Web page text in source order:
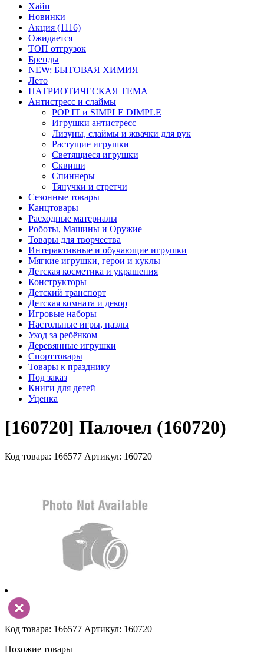
Хайп
Новинки
Акция (1116)
Ожидается
ТОП отгрузок
Бренды
NEW: БЫТОВАЯ ХИМИЯ
Лето
ПАТРИОТИЧЕСКАЯ ТЕМА
Антистресс и слаймы
POP IT и SIMPLE DIMPLE
Игрушки антистресс
Лизуны, слаймы и жвачки для рук
Растущие игрушки
Светящиеся игрушки
Сквиши
Спиннеры
Тянучки и стретчи
Сезонные товары
Канцтовары
Расходные материалы
Роботы, Машины и Оружие
Товары для творчества
Интерактивные и обучающие игрушки
Мягкие игрушки, герои и куклы
Детская косметика и украшения
Конструкторы
Детский транспорт
Детская комната и декор
Игровые наборы
Настольные игры, пазлы
Уход за ребёнком
Деревянные игрушки
Спорттовары
Товары к празднику
Под заказ
Книги для детей
Уценка
[160720] Палочел (160720)
Код товара: 166577 Артикул: 160720
Код товара: 166577 Артикул: 160720
Похожие товары